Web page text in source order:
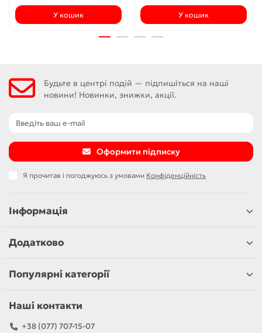
У кошик У кошик
Будьте в центрі подій — підпишіться на наші
новини! Новинки, знижки, акції.
Оформити підписку
Я прочитав і погоджуюсь з умовами Конфіденційність
Інформація
Додатково
Популярні категорії
Наші контакти
+38 (077) 707-15-07